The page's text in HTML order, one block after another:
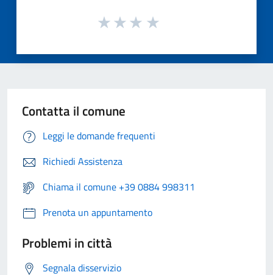
Contatta il comune
Leggi le domande frequenti
Richiedi Assistenza
Chiama il comune +39 0884 998311
Prenota un appuntamento
Problemi in città
Segnala disservizio